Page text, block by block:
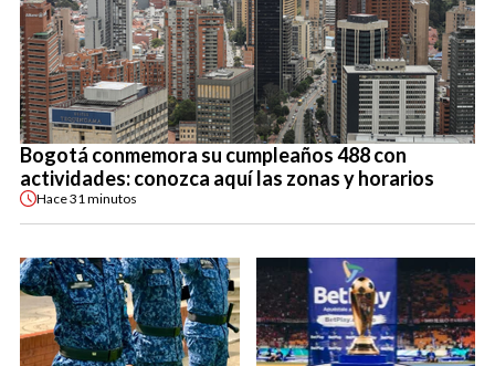
Bogotá conmemora su cumpleaños 488 con
actividades: conozca aquí las zonas y horarios
Hace31 minutos